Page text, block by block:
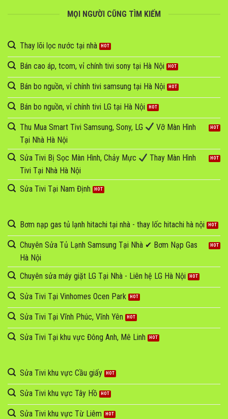
MỌI NGƯỜI CŨNG TÌM KIẾM
Thay lõi lọc nước tại nhà
Bán cao áp, tcom, vỉ chính tivi sony tại Hà Nội
Bán bo nguồn, vỉ chính tivi samsung tại Hà Nội
Bán bo nguồn, vỉ chính tivi LG tại Hà Nội
Thu Mua Smart Tivi Samsung, Sony, LG
Vỡ Màn Hình
Tại Nhà Hà Nội
Sửa Tivi Bị Sọc Màn Hình, Chảy Mực
Thay Màn Hình
Tivi Tại Nhà Hà Nội
Sửa Tivi Tại Nam Định
Bơm nạp gas tủ lạnh hitachi tại nhà - thay lốc hitachi hà nội
Chuyên Sửa Tủ Lạnh Samsung Tại Nhà ✔ Bơm Nạp Gas
Hà Nội
Chuyên sửa máy giặt LG Tại Nhà - Liên hệ LG Hà Nội
Sửa Tivi Tại Vinhomes Ocen Park
Sửa Tivi Tại Vĩnh Phúc, Vĩnh Yên
Sửa Tivi Tại khu vực Đông Anh, Mê Linh
Sửa Tivi khu vực Cầu giấy
Sửa Tivi khu vực Tây Hồ
Sửa Tivi khu vực Từ Liêm